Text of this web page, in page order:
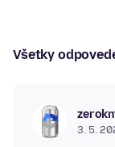
Všetky
3. 5.